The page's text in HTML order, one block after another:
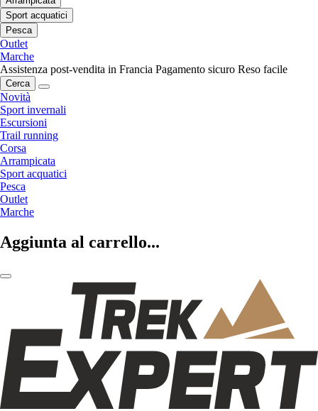
Sport acquatici
Pesca
Outlet
Marche
Assistenza post-vendita in Francia Pagamento sicuro Reso facile
Cerca
Novità
Sport invernali
Escursioni
Trail running
Corsa
Arrampicata
Sport acquatici
Pesca
Outlet
Marche
Aggiunta al carrello...